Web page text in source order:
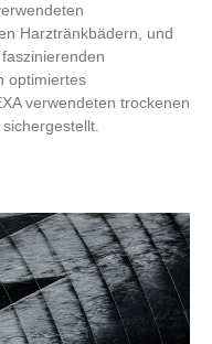
Harztränkbädern, und
optimiertes
verwendeten trockenen